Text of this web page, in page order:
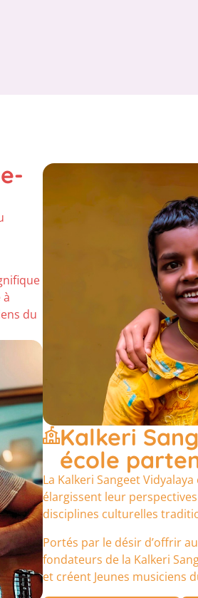
à
du
Kalkeri
école
La Kalkeri Sangeet
élargissent leur
disciplines culturelles
Portés par le désir d’offrir
fondateurs de la Kalkeri
et créent Jeunes musiciens